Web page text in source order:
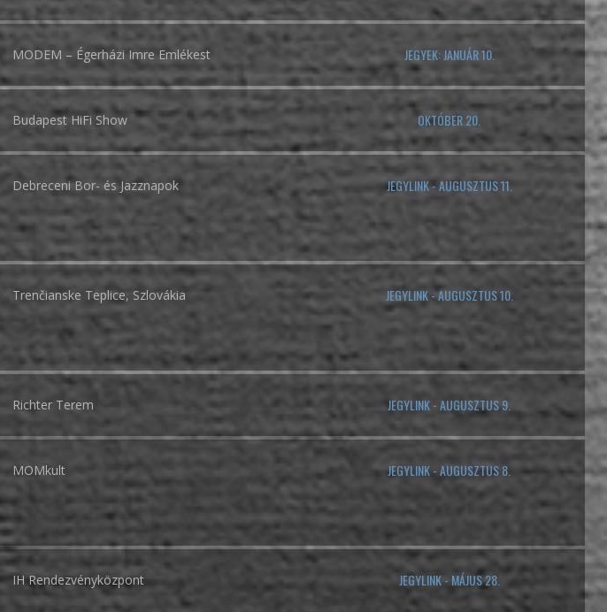
MODEM – Égerházi Imre Emlékest JEGYEK: JANUÁR 10.
Budapest HiFi Show OKTÓBER 20.
Debreceni Bor- és Jazznapok JEGYLINK - AUGUSZTUS 11.
Trenčianske Teplice, Szlovákia JEGYLINK - AUGUSZTUS 10.
Richter Terem JEGYLINK - AUGUSZTUS 9.
MOMkult JEGYLINK - AUGUSZTUS 8.
IH Rendezvényközpont JEGYLINK - MÁJUS 28.